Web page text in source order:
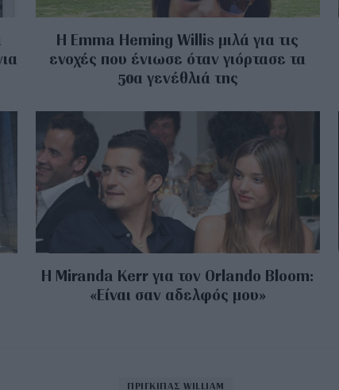
H Emma Heming Willis μιλά για τις
ενοχές που ένιωσε όταν γιόρτασε τα
50α γενέθλιά της
Η Miranda Kerr για τον Orlando Bloom:
«Είναι σαν αδελφός μου»
ΠΡΙΓΚΙΠΑΣ WILLIAM